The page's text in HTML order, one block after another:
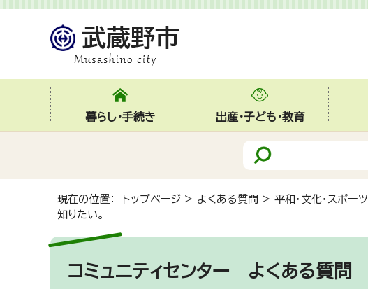
暮らし・手続き 出産・子ども・教育
現在の位置： トップページ > よくある質問 > 平和・文化・スポーツ
知りたい。
コミュニティセンター よくある質問